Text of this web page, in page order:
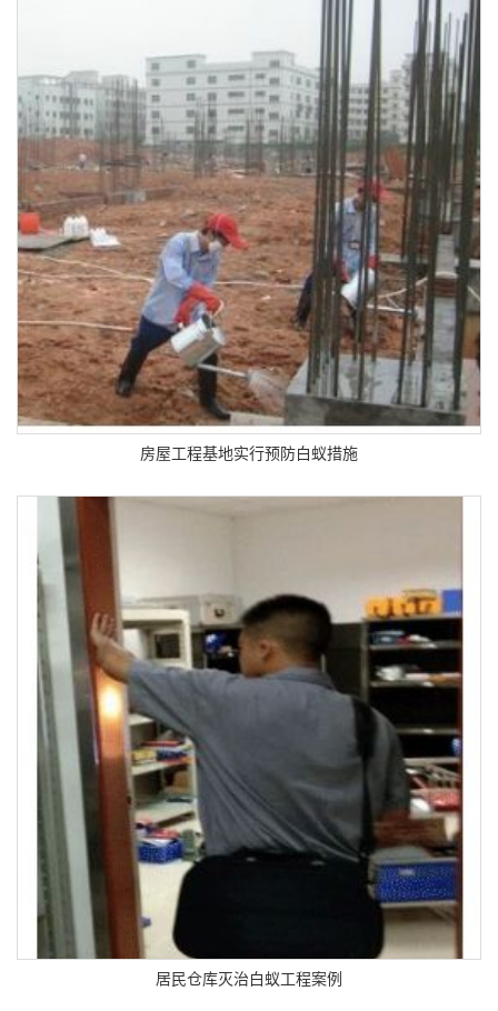
房屋工程基地实行预防白蚁措施
居民仓库灭治白蚁工程案例